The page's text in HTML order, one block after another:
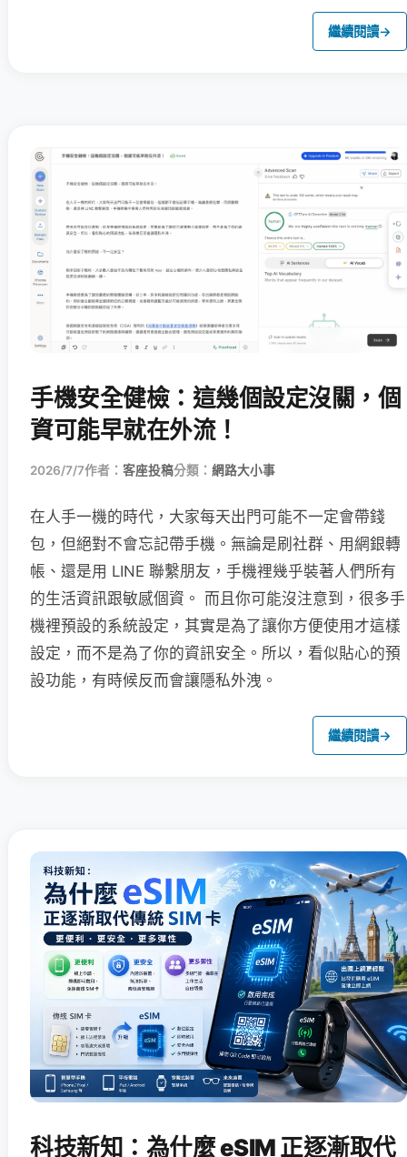
繼續閱讀→
手機安全健檢：這幾個設定沒關，個
資可能早就在外流！
2026/7/7作者： 客座投稿分類： 網路大小事
在人手一機的時代，大家每天出門可能不一定會帶錢
包，但絕對不會忘記帶手機。無論是刷社群、用網銀轉
帳、還是用 LINE 聯繫朋友，手機裡幾乎裝著人們所有
的生活資訊跟敏感個資。 而且你可能沒注意到，很多手
機裡預設的系統設定，其實是為了讓你方便使用才這樣
設定，而不是為了你的資訊安全。所以，看似貼心的預
設功能，有時候反而會讓隱私外洩。
繼續閱讀→
科技新知：為什麼 eSIM 正逐漸取代